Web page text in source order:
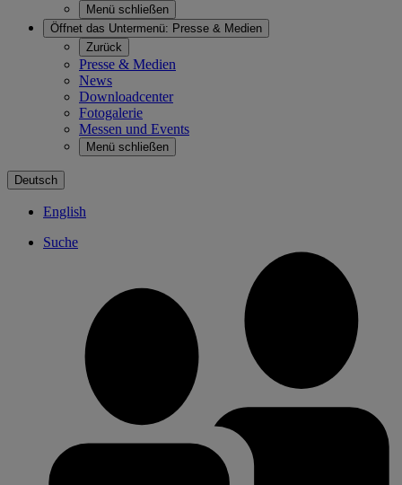
Menü schließen
Öffnet das Untermenü: Presse & Medien
Zurück
Presse & Medien
News
Downloadcenter
Fotogalerie
Messen und Events
Menü schließen
Deutsch
English
Suche